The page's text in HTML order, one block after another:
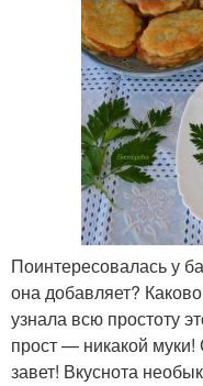
Поинтересовалась у
она добавляет?
узнала всю простоту
прост — никакой муки!
завет! Вкуснота